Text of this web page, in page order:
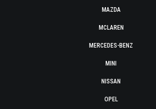
MAZDA
MCLAREN
MERCEDES-BENZ
MINI
NISSAN
OPEL